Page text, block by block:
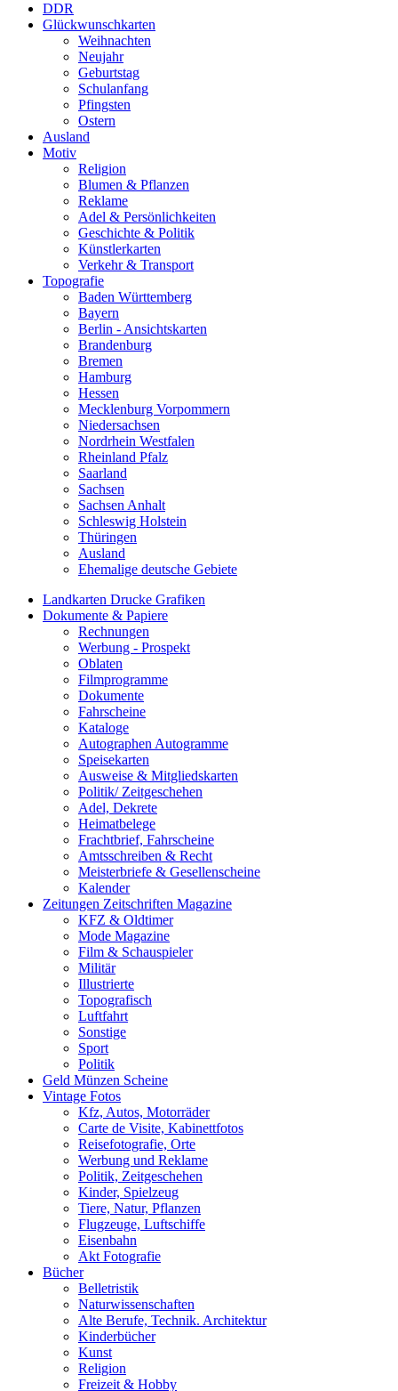
DDR
Glückwunschkarten
Weihnachten
Neujahr
Geburtstag
Schulanfang
Pfingsten
Ostern
Ausland
Motiv
Religion
Blumen & Pflanzen
Reklame
Adel & Persönlichkeiten
Geschichte & Politik
Künstlerkarten
Verkehr & Transport
Topografie
Baden Württemberg
Bayern
Berlin - Ansichtskarten
Brandenburg
Bremen
Hamburg
Hessen
Mecklenburg Vorpommern
Niedersachsen
Nordrhein Westfalen
Rheinland Pfalz
Saarland
Sachsen
Sachsen Anhalt
Schleswig Holstein
Thüringen
Ausland
Ehemalige deutsche Gebiete
Landkarten Drucke Grafiken
Dokumente & Papiere
Rechnungen
Werbung - Prospekt
Oblaten
Filmprogramme
Dokumente
Fahrscheine
Kataloge
Autographen Autogramme
Speisekarten
Ausweise & Mitgliedskarten
Politik/ Zeitgeschehen
Adel, Dekrete
Heimatbelege
Frachtbrief, Fahrscheine
Amtsschreiben & Recht
Meisterbriefe & Gesellenscheine
Kalender
Zeitungen Zeitschriften Magazine
KFZ & Oldtimer
Mode Magazine
Film & Schauspieler
Militär
Illustrierte
Topografisch
Luftfahrt
Sonstige
Sport
Politik
Geld Münzen Scheine
Vintage Fotos
Kfz, Autos, Motorräder
Carte de Visite, Kabinettfotos
Reisefotografie, Orte
Werbung und Reklame
Politik, Zeitgeschehen
Kinder, Spielzeug
Tiere, Natur, Pflanzen
Flugzeuge, Luftschiffe
Eisenbahn
Akt Fotografie
Bücher
Belletristik
Naturwissenschaften
Alte Berufe, Technik. Architektur
Kinderbücher
Kunst
Religion
Freizeit & Hobby